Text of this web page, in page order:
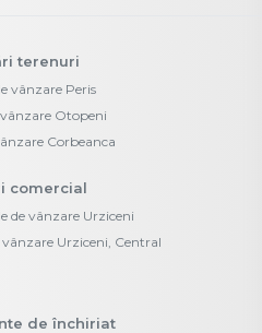
terenuri
vânzare Peris
Otopeni
Corbeanca
comercial
de vânzare Urziceni
Urziceni, Central
de închiriat